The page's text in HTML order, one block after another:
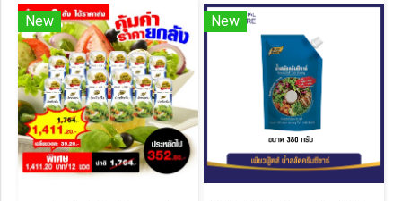
New New